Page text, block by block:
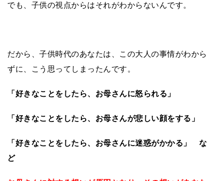
でも、子供の視点からはそれがわからないんです。
だから、子供時代のあなたは、この大人の事情がわから
ずに、こう思ってしまったんです。
「好きなことをしたら、お母さんに怒られる」
「好きなことをしたら、お母さんが悲しい顔をする」
「好きなことをしたら、お母さんに迷惑がかかる」 な
ど